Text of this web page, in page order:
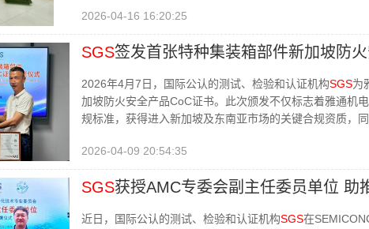
2026-04-16 16:20:25
SGS签发首张特种集装箱部件新加坡防
2026年4月7日，国际公认的测试、检验和认证机构SGS为
加坡防火安全产品CoC证书。此次颁发不仅标志着雅通机
规标准，获得进入新加坡及东南亚市场的关键合规资质，同
2026-04-09 20:54:35
SGS获授AMC专委会副主任委员单位 助
近日，国际公认的测试、检验和认证机构SGS在